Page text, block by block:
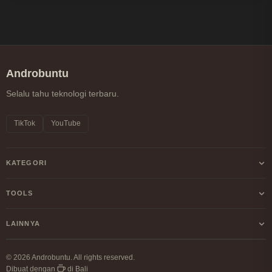
Androbuntu
Selalu tahu teknologi terbaru.
TikTok YouTube
KATEGORI
Android
Linux
TOOLS
Kalkulator Profit/Loss Crypto
Perbandingan Fee Exchange
LAINNYA
© 2026 Androbuntu. All rights reserved.
Dibuat dengan
di Bali